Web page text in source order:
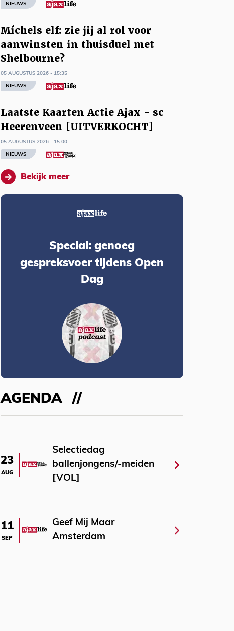
NIEUWS
Míchels elf: zie jij al rol voor
aanwinsten in thuisduel met
Shelbourne?
05 AUGUSTUS 2026 - 15:35
NIEUWS
Laatste Kaarten Actie Ajax - sc
Heerenveen [UITVERKOCHT]
05 AUGUSTUS 2026 - 15:00
NIEUWS
Bekijk meer
Special: genoeg
gespreksvoer tijdens Open
Dag
AGENDA
23
AUG
Selectiedag
ballenjongens/-meiden
[VOL]
11
SEP
Geef Mij Maar
Amsterdam